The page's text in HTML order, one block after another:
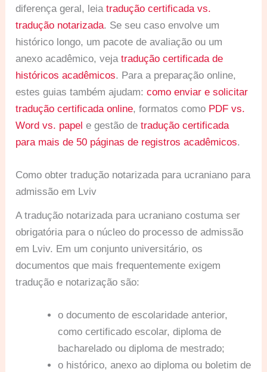
diferença geral, leiatradução certificada vs.
tradução notarizada. Se seu caso envolve um
histórico longo, um pacote de avaliação ou um
anexo acadêmico, vejatradução certificada de
históricos acadêmicos. Para a preparação online,
estes guias também ajudam:como enviar e solicitar
tradução certificada online, formatos como PDF vs.
Word vs. papel e gestão detradução certificada
para mais de 50 páginas de registros acadêmicos.
Como obter tradução notarizada para ucraniano para
admissão em Lviv
A tradução notarizada para ucraniano costuma ser
obrigatória para o núcleo do processo de admissão
em Lviv. Em um conjunto universitário, os
documentos que mais frequentemente exigem
tradução e notarização são:
o documento de escolaridade anterior,
como certificado escolar, diploma de
bacharelado ou diploma de mestrado;
o histórico, anexo ao diploma ou boletim de